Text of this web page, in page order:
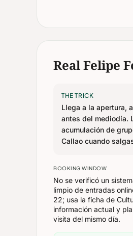
Real Felipe
THE TRICK
Llega a la apertura,
antes del mediodía.
acumulación de
Callao cuando
BOOKING WINDOW
No se verificó un
limpio de entradas
22; usa la ficha de
información actual y
visita del mismo día.